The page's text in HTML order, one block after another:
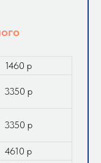
1460 р
3350 р
3350 р
4610 р